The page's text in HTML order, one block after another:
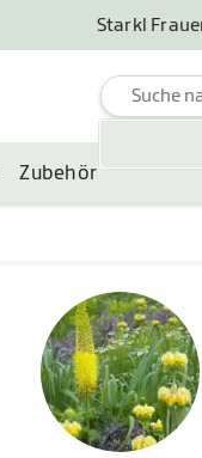
Starkl
Zubehör